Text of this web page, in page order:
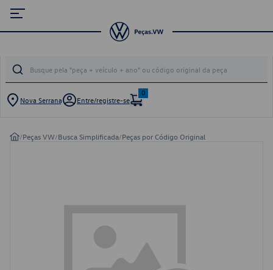
Nova Serrana Entre/registre-se
0
/Peças VW/Busca Simplificada/Peças por Código Original